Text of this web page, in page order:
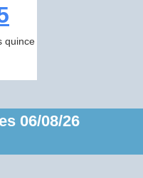
quince
06/08/26